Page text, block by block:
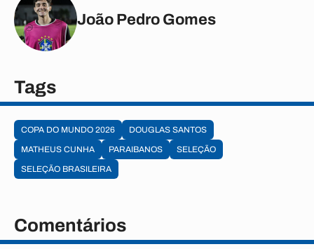
João Pedro Gomes
Tags
COPA DO MUNDO 2026
DOUGLAS SANTOS
MATHEUS CUNHA
PARAIBANOS
SELEÇÃO
SELEÇÃO BRASILEIRA
Comentários